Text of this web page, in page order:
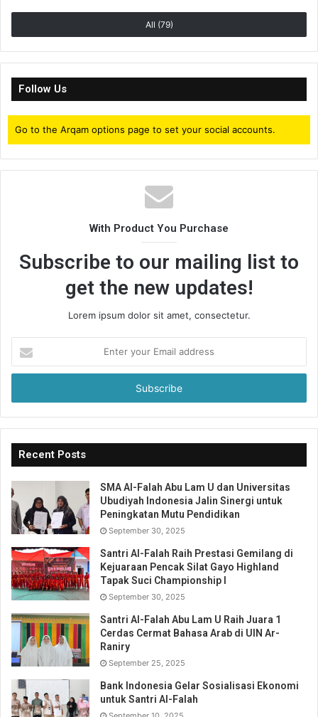
All (79)
Follow Us
Go to the Arqam options page to set your social accounts.
With Product You Purchase
Subscribe to our mailing list to
get the new updates!
Lorem ipsum dolor sit amet, consectetur.
your
Email
Recent Posts
SMA Al-Falah Abu Lam U dan Universitas
Ubudiyah Indonesia Jalin Sinergi untuk
Peningkatan Mutu Pendidikan
September 30, 2025
Santri Al-Falah Raih Prestasi Gemilang di
Kejuaraan Pencak Silat Gayo Highland
Tapak Suci Championship I
September 30, 2025
Santri Al-Falah Abu Lam U Raih Juara 1
Cerdas Cermat Bahasa Arab di UIN Ar-
Raniry
September 25, 2025
Bank Indonesia Gelar Sosialisasi Ekonomi
untuk Santri Al-Falah